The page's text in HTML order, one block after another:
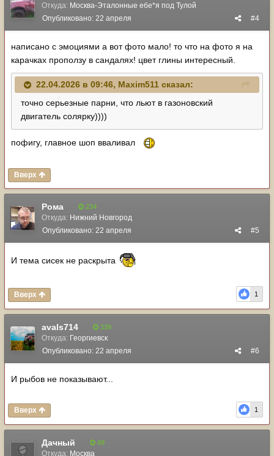
Откуда: Москва-Эталонные ебе*я под Тулой
#4
Опубликовано: 22 апреля
написано с эмоциями а вот фото мало! то что на фото я на
карачках проползу в сандалях! цвет глины интересный.
22.04.2026 в 09:46, Maxim511 сказал:
точно серьезные парни, что льют в газоновский
двигатель солярку))))
пофигу, главное шоп вваливал
Вверх
Рома 234
Откуда: Нижний Новгород
#5
Опубликовано: 22 апреля
И тема сисек не раскрыта
1
Вверх
avals714 339
Откуда: Георгиевск
#6
Опубликовано: 22 апреля
И рыбов не показывают...
1
Вверх
Дачный 49
Откуда: Москва